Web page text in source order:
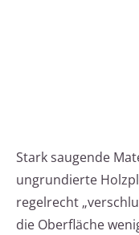
Stark saugende
ungrundierte
regelrecht
die Oberfläche